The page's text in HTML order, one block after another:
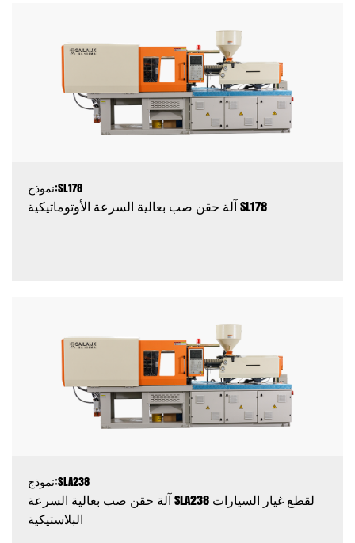
نموذج:SL178
آلة حقن صب بعالية السرعة الأوتوماتيكية SL178
نموذج:SLA238
آلة حقن صب بعالية السرعة SLA238 لقطع غيار السيارات
البلاستيكية